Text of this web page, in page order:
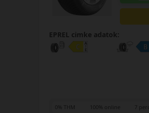
EPREL cimke adatok:
0% THM 100% online 7 perc